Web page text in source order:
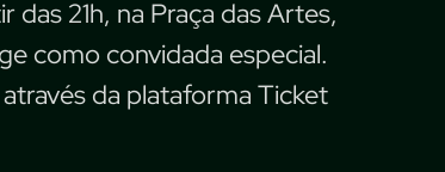
das 21h, na Praça das Artes,
como convidada especial.
da plataforma Ticket